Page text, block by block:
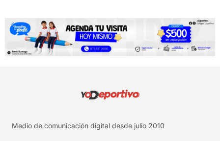
Medio de comunicación digital desde julio 2010